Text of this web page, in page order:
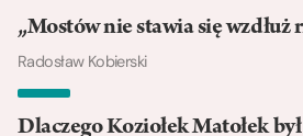
„Mostów nie stawia się wzdłuż
Radosław Kobierski
Dlaczego Koziołek Matołek